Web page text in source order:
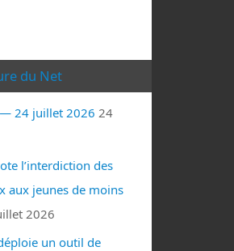
du Net
— 24 juillet 2026 24
l’interdiction des
aux jeunes de moins
2026
un outil de